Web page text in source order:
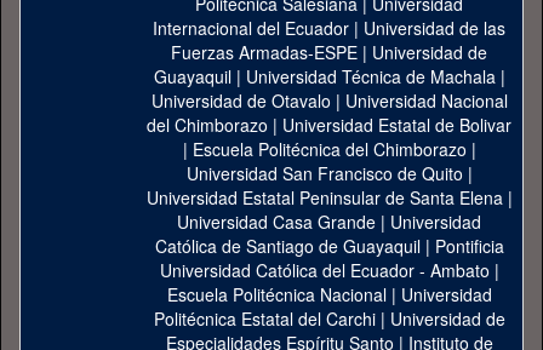
Internacional del Ecuador | Universidad de las
Fuerzas Armadas-ESPE | Universidad de
Guayaquil| Universidad Técnica de Machala|
Universidad de Otavalo | Universidad Nacional
del Chimborazo | Universidad Estatal de Bolivar
| Escuela Politécnica del Chimborazo |
Universidad San Francisco de Quito |
Universidad Estatal Peninsular de Santa Elena|
Universidad Casa Grande | Universidad
Católica de Santiago de Guayaquil| Pontificia
Universidad Católica del Ecuador - Ambato |
Escuela Politécnica Nacional| Universidad
Politécnica Estatal del Carchi| Universidad de
Especialidades Espíritu Santo | Instituto de